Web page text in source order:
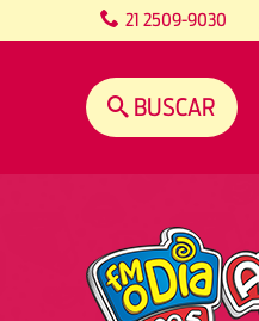
21 2509-9030
BUSCAR